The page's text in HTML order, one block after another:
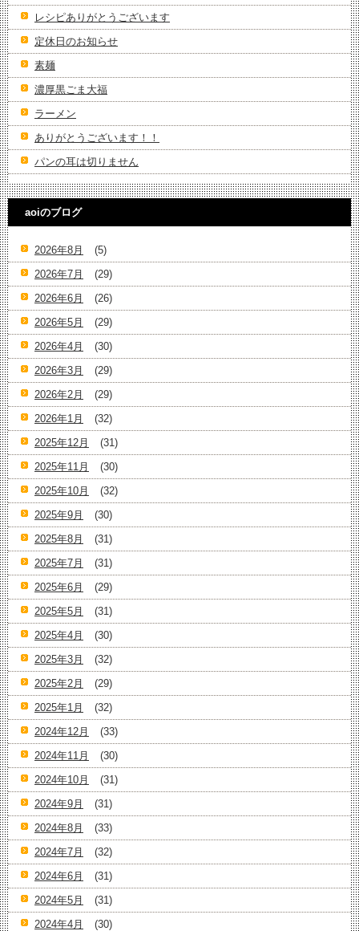
レシピありがとうございます
定休日のお知らせ
素麺
濃厚黒ごま大福
ラーメン
ありがとうございます！！
パンの耳は切りません
aoiのブログ
2026年8月
(5)
2026年7月
(29)
2026年6月
(26)
2026年5月
(29)
2026年4月
(30)
2026年3月
(29)
2026年2月
(29)
2026年1月
(32)
2025年12月
(31)
2025年11月
(30)
2025年10月
(32)
2025年9月
(30)
2025年8月
(31)
2025年7月
(31)
2025年6月
(29)
2025年5月
(31)
2025年4月
(30)
2025年3月
(32)
2025年2月
(29)
2025年1月
(32)
2024年12月
(33)
2024年11月
(30)
2024年10月
(31)
2024年9月
(31)
2024年8月
(33)
2024年7月
(32)
2024年6月
(31)
2024年5月
(31)
2024年4月
(30)